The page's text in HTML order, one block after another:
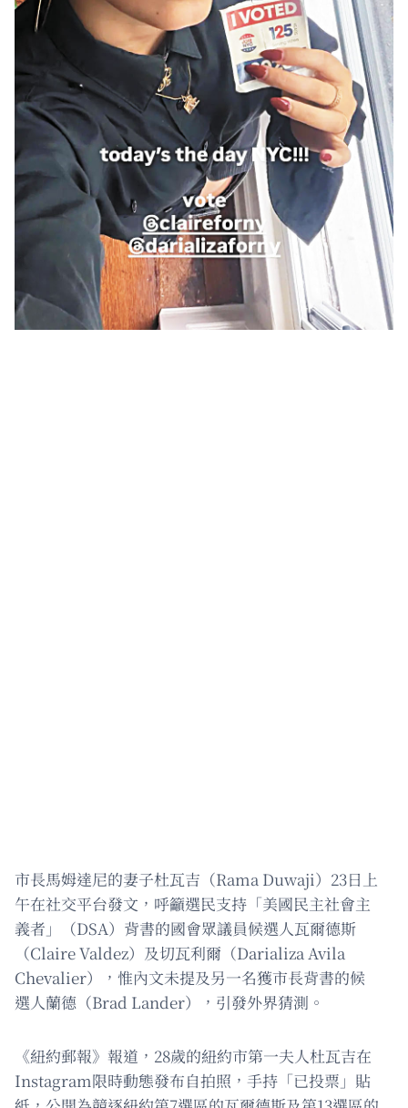
市長馬姆達尼的妻子杜瓦吉（Rama Duwaji）23日上
午在社交平台發文，呼籲選民支持「美國民主社會主
義者」（DSA）背書的國會眾議員候選人瓦爾德斯
（Claire Valdez）及切瓦利爾（Darializa Avila
Chevalier），惟內文未提及另一名獲市長背書的候
選人蘭德（Brad Lander），引發外界猜測。
《紐約郵報》報道，28歲的紐約市第一夫人杜瓦吉在
Instagram限時動態發布自拍照，手持「已投票」貼